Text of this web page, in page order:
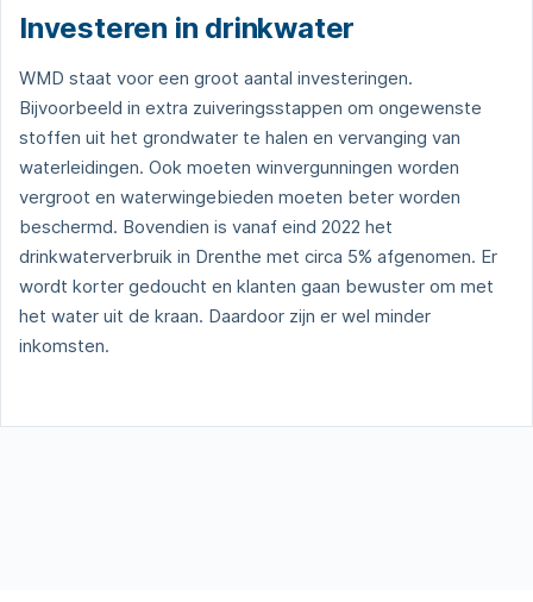
Investeren in drinkwater
WMD staat voor een groot aantal investeringen.
Bijvoorbeeld in extra zuiveringsstappen om ongewenste
stoffen uit het grondwater te halen en vervanging van
waterleidingen. Ook moeten winvergunningen worden
vergroot en waterwingebieden moeten beter worden
beschermd. Bovendien is vanaf eind 2022 het
drinkwaterverbruik in Drenthe met circa 5% afgenomen. Er
wordt korter gedoucht en klanten gaan bewuster om met
het water uit de kraan. Daardoor zijn er wel minder
inkomsten.